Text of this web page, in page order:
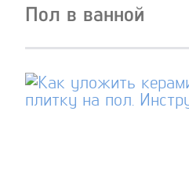
Пол в ванной